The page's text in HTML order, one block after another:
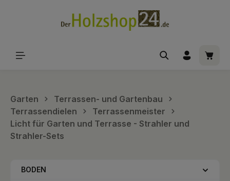
Garten
Terrassen- und Gartenbau
Terrassendielen
Terrassenmeister
Licht für Garten und Terrasse - Strahler und
Strahler-Sets
BODEN